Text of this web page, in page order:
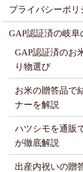
プライバシーポリ
GAP認証済の岐
GAP認証済のお
り物選び
お米の贈答品で
ナーを解説
ハツシモを通販
が徹底解説
出産内祝いの贈